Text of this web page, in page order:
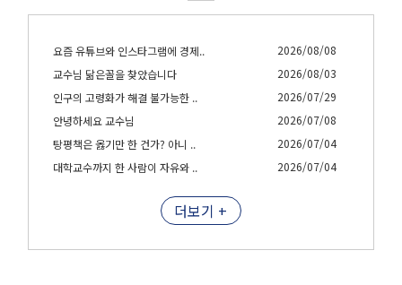
요즘 유튜브와 인스타그램에 경제..
2026/08/08
교수님 닮은꼴을 찾았습니다
2026/08/03
인구의 고령화가 해결 불가능한 ..
2026/07/29
안녕하세요 교수님
2026/07/08
탕평책은 옳기만 한 건가? 아니 ..
2026/07/04
대학교수까지 한 사람이 자유와 ..
2026/07/04
더보기 +